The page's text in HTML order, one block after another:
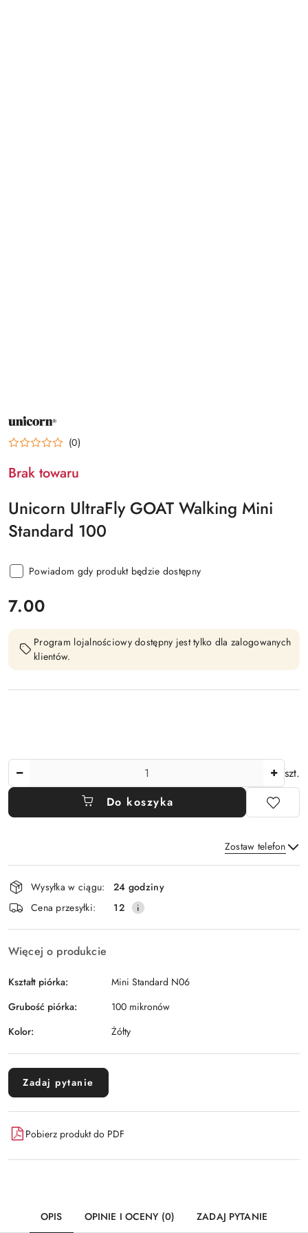
NAZWA
PRODUCENTA:
UNICORN (0)
Brak towaru
Unicorn UltraFly GOAT Walking Mini
Standard 100
Powiadom gdy produkt będzie dostępny
cena:
7.00
Program lojalnościowy dostępny jest tylko dla zalogowanych
klientów.
szt.
Do koszyka
Zostaw telefon
Wyślij
Dostępność
i
dostawa
Wysyłka w ciągu:
24 godziny
Cena przesyłki:
12
Więcej o produkcie
Kształt piórka:
Mini Standard N06
Grubość piórka:
100 mikronów
Kolor:
Żółty
Zadaj pytanie
Pobierz produkt do PDF
OPIS OPINIE I OCENY (0) ZADAJ PYTANIE